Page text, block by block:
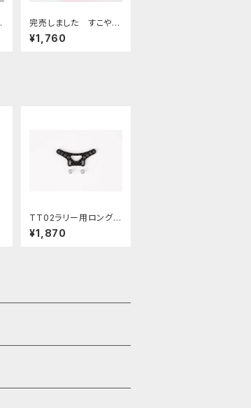
完売しました すこやか
チューンモーター クラ
シックRS-380CST Cl
¥1,760
TT02ラリー用ロングス
トローク化ダンパーステ
ーType2(素材:2mm
¥1,870